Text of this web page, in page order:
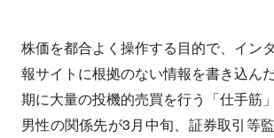
株価を都合よく操作する目的で、イン
報サイトに根拠のない情報を書き込ん
期に大量の投機的売買を行う「仕手筋
男性の関係先が3月中旬、証券取引等